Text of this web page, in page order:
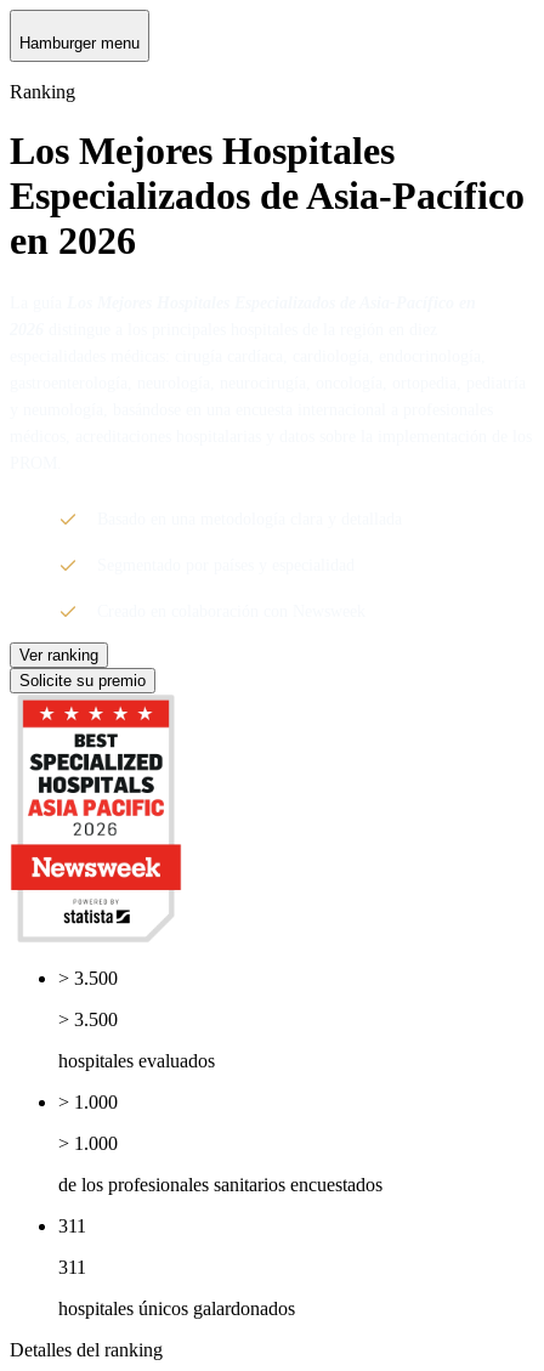
Hamburger menu
Ranking
Los Mejores Hospitales
Especializados de Asia-Pacífico
en 2026
Ver ranking
Solicite su premio
> 3.500
> 3.500
hospitales evaluados
> 1.000
> 1.000
de los profesionales sanitarios encuestados
311
311
hospitales únicos galardonados
Detalles del ranking